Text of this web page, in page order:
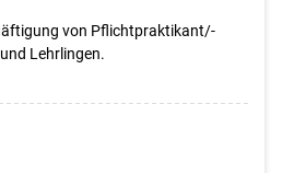
von Pflichtpraktikant/-
Lehrlingen.